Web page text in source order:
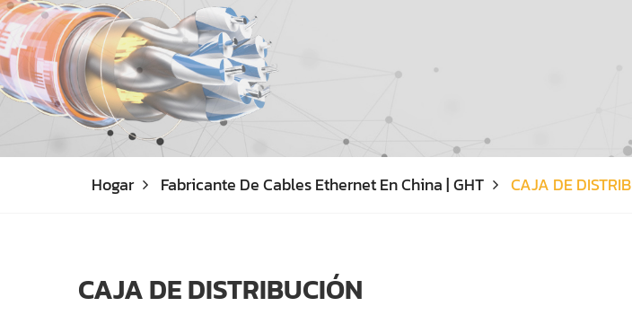
Hogar Fabricante De Cables Ethernet En China | GHT CAJA DE
CAJA DE DISTRIBUCIÓN